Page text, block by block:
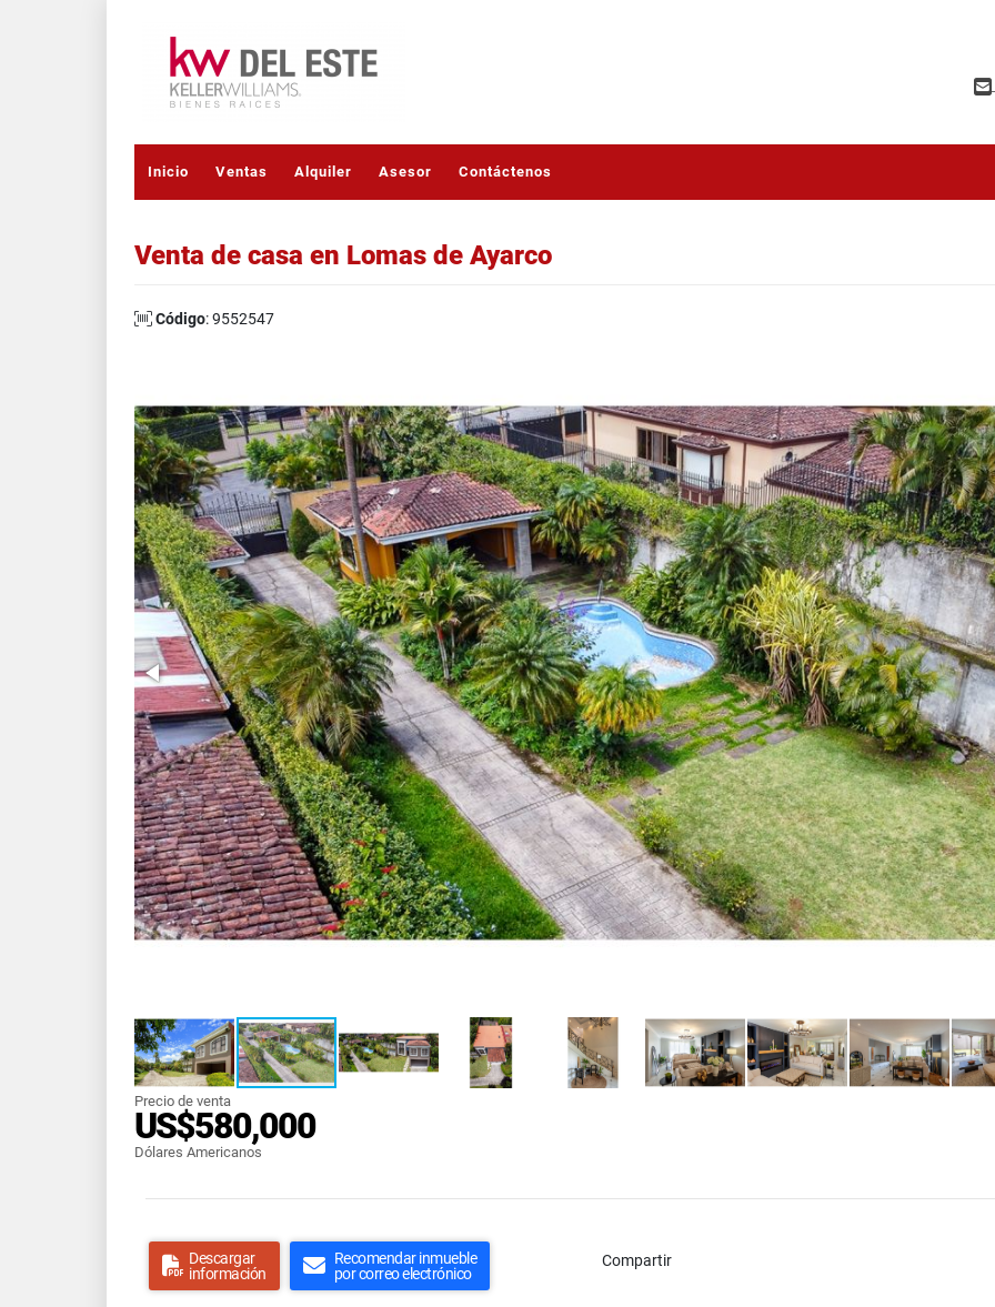
Inicio Ventas Alquiler Asesor Contáctenos
Venta de casa en Lomas de Ayarco
Código: 9552547
Precio de venta
US$580,000
Dólares Americanos
Descargar
información
Recomendar inmueble
por correo electrónico
Compartir